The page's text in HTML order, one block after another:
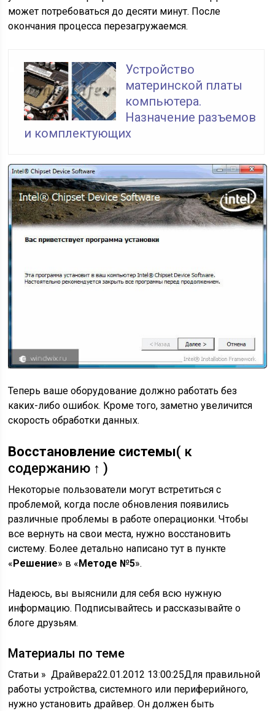
может потребоваться до десяти минут. После
окончания процесса перезагружаемся.
Устройство
материнской платы
компьютера.
Назначение разъемов
и комплектующих
Теперь ваше оборудование должно работать без
каких-либо ошибок. Кроме того, заметно увеличится
скорость обработки данных.
Восстановление системы( к
содержанию ↑ )
Некоторые пользователи могут встретиться с
проблемой, когда после обновления появились
различные проблемы в работе операционки. Чтобы
все вернуть на свои места, нужно восстановить
систему. Более детально написано тут в пункте
« Решение» в « Методе №5».
Надеюсь, вы выяснили для себя всю нужную
информацию. Подписывайтесь и рассказывайте о
блоге друзьям.
Материалы по теме
Статьи »Драйвера22.01.2012 13:00:25Для правильной
работы устройства, системного или периферийного,
нужно установить драйвер. Он должен быть